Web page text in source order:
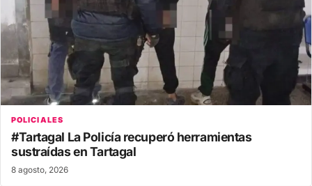
POLICIALES
#Tartagal La Policía recuperó herramientas
sustraídas en Tartagal
8 agosto, 2026